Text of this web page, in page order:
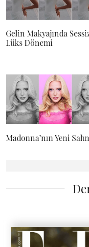
Gelin Makyajında
Lüks Dönemi
Madonna’nın Yeni